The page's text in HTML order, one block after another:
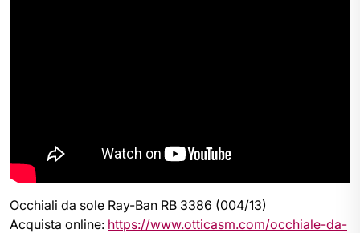
Occhiali da sole Ray-Ban RB 3386 (004/13)
Acquista online: https://www.otticasm.com/occhiale-da-